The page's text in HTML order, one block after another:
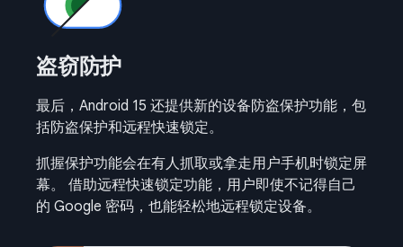
盗窃防护
最后，Android 15 还提供新的设备防盗保护功能，包
括防盗保护和远程快速锁定。
抓握保护功能会在有人抓取或拿走用户手机时锁定屏
幕。 借助远程快速锁定功能，用户即使不记得自己
的 Google 密码，也能轻松地远程锁定设备。